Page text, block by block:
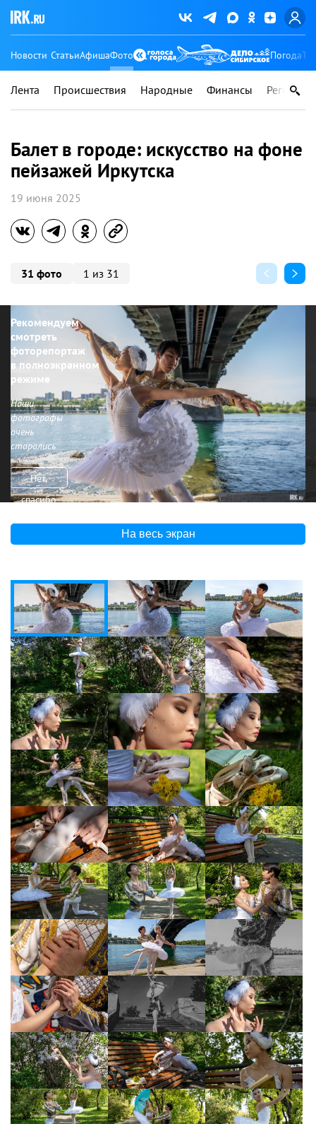
Новости СтатьиАфишаФото Погода
Лента Происшествия Народные Финансы Регионы
Балет в городе: искусство на фоне
пейзажей Иркутска
19 июня 2025
31 фото 1 из 31
Рекомендуем
смотреть
фоторепортаж
в полноэкранном
режиме
Наши
фотографы
очень
старались
Нет,
спасибо
На весь экран